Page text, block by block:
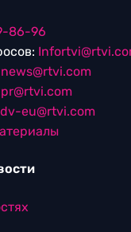
86-96
news@rtvi.com
pr@rtvi.com
eu@rtvi.com